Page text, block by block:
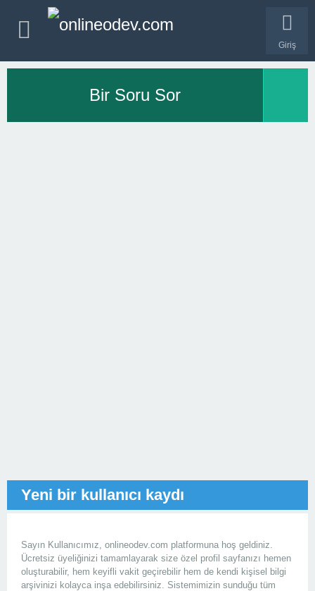
Giriş
Bir Soru Sor
Yeni bir kullanıcı kaydı
Sayın Kullanıcımız, onlineodev.com platformuna hoş geldiniz.
Ücretsiz üyeliğinizi tamamlayarak size özel profil sayfanızı hemen
oluşturabilir, hem keyifli vakit geçirebilir hem de kendi kişisel bilgi
arşivinizi kolayca inşa edebilirsiniz. Sistemimizin sunduğu tüm